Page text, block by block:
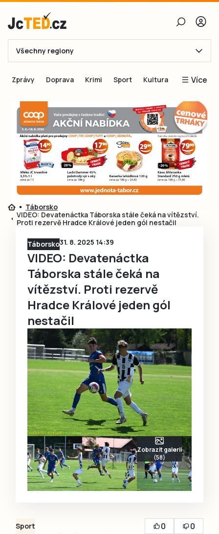
E-mail
Obnovit heslo
Přihlásit se
Přihlásit se přes Facebook
Ještě nemám účet, chci seRegistrovat
Všechny regiony
Zprávy Doprava Krimi Sport Kultura Více
Inspirace
Čtenáři píší
Speciální přílohy
Inzerce
Táborsko
VIDEO: Devatenáctka Táborska stále čeká na vítězství.
Proti rezervě Hradce Králové jeden gól nestačil
Táborsko31. 8. 2025 14:39
VIDEO: Devatenáctka
Táborska stále čeká na
vítězství. Proti rezervě
Hradce Králové jeden gól
nestačil
Zobrazit galerii
(58)
Sport 0
0